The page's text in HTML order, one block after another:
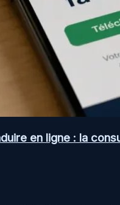
en ligne : la